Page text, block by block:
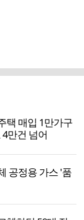
택 매입 1만가구
만건 넘어
공정용 가스 '품